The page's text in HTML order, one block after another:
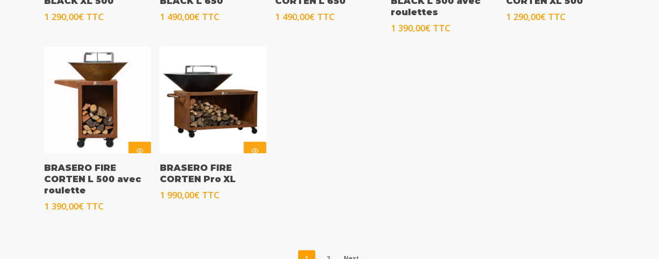
1 290,00€ TTC 1 490,00€ TTC 1 490,00€ TTC
roulettes
1 390,00€ TTC
1 290,00€ TTC
CHOIX DES
OPTIONS
BRASERO FIRE
CORTEN L 500 avec
roulette
1 390,00€ TTC
CHOIX DES
OPTIONS
BRASERO FIRE
CORTEN Pro XL
1 990,00€ TTC